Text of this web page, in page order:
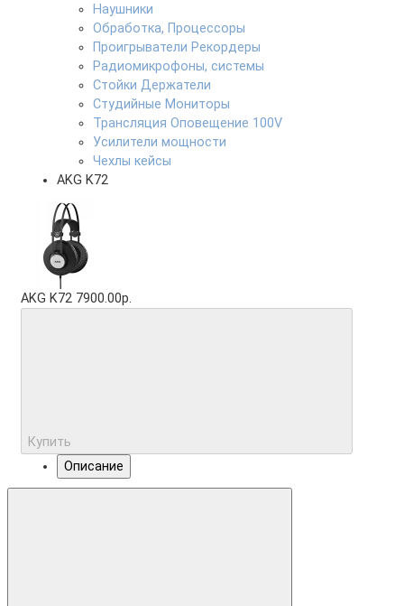
Наушники
Обработка, Процессоры
Проигрыватели Рекордеры
Радиомикрофоны, системы
Стойки Держатели
Студийные Мониторы
Трансляция Оповещение 100V
Усилители мощности
Чехлы кейсы
AKG K72
AKG K72 7900.00р.
Купить
Описание